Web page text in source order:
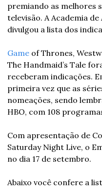
premiando as melhores
televisão. A Academia
divulgou a lista dos
Game of Thrones,
The Handmaid’s Tale
receberam indicações.
primeira vez que as
nomeações, sendo
HBO, com 108
Com apresentação de
Saturday Night Live, o
no dia 17 de setembro.
Abaixo você confere a